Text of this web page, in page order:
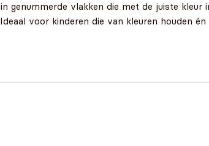
genummerde vlakken die met de juiste kleur
voor kinderen die van kleuren houden én